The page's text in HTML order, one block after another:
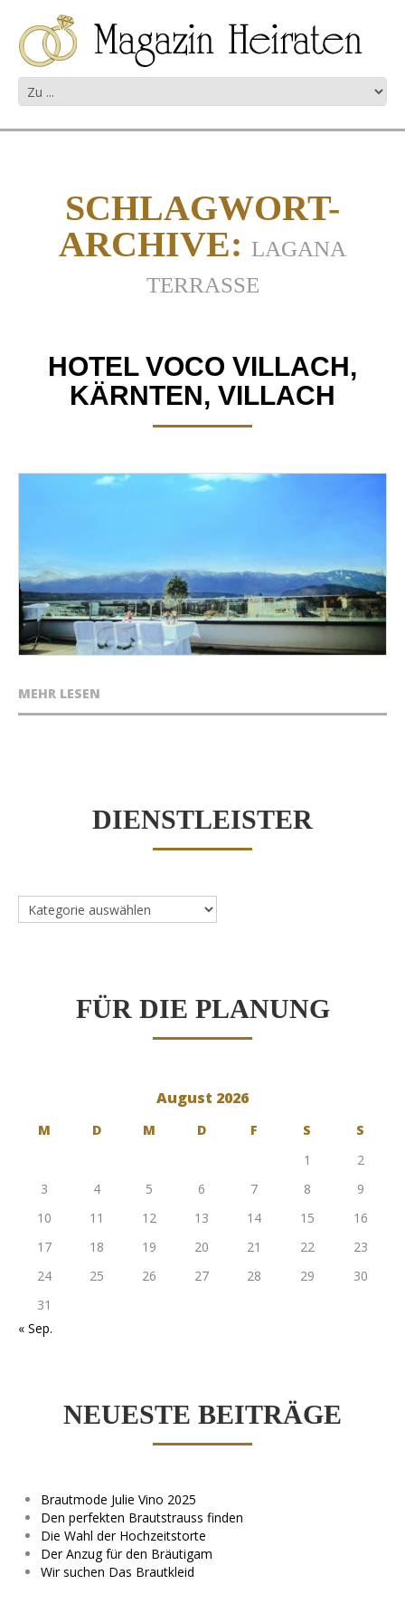
SCHLAGWORT-
ARCHIVE: LAGANA
TERRASSE
HOTEL VOCO VILLACH,
KÄRNTEN, VILLACH
MEHR LESEN
DIENSTLEISTER
Dienstleister
FÜR DIE PLANUNG
August 2026
M D M D F S
S
1
2
3
4 5 6 7 8
9
10
11 12 13 14 15
16
17
18 19 20 21 22
23
24
25 26 27 28 29
30
31
« Sep.
NEUESTE BEITRÄGE
Brautmode Julie Vino 2025
Den perfekten Brautstrauss finden
Die Wahl der Hochzeitstorte
Der Anzug für den Bräutigam
Wir suchen Das Brautkleid